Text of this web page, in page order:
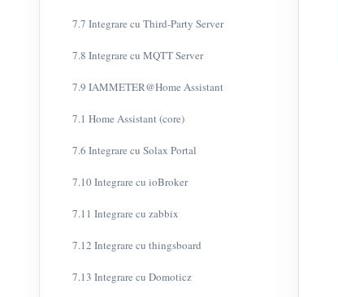
7.7 Integrare cu Third-Party Server
7.8 Integrare cu MQTT Server
7.9 IAMMETER@Home Assistant
7.1 Home Assistant (core)
7.6 Integrare cu Solax Portal
7.10 Integrare cu ioBroker
7.11 Integrare cu zabbix
7.12 Integrare cu thingsboard
7.13 Integrare cu Domoticz